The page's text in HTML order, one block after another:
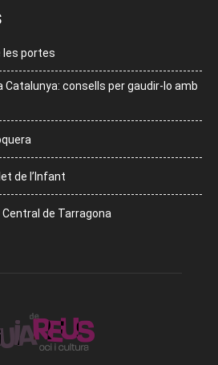
les portes
Catalunya: consells per gaudir-lo amb
de l’Infant
de Tarragona